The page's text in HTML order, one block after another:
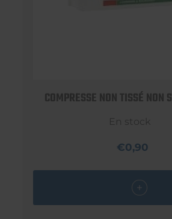
COMPRESSE NON TISSÉ NON
En stock
€0,90